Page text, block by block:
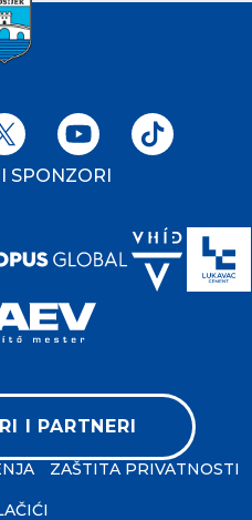
SPONZORI
I PARTNERI
ZAŠTITA PRIVATNOSTI